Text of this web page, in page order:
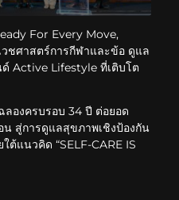
For Every Move,
ชศาสตร์การกีฬาและข้อ ดูแล
Active Lifestyle ที่เติบโต
ลองครบรอบ 34 ปี ต่อยอด
สู่การดูแลสุขภาพเชิงป้องกัน
ต้แนวคิด “SELF-CARE IS